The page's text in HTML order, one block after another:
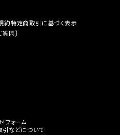
約特定商取引に基づく表示
質問)
フォーム
引などについて